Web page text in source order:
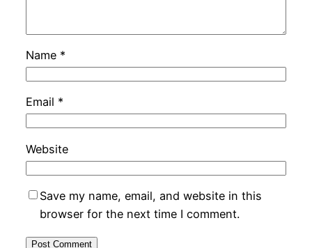
Name *
Email *
Website
Save my name, email, and website in this
browser for the next time I comment.